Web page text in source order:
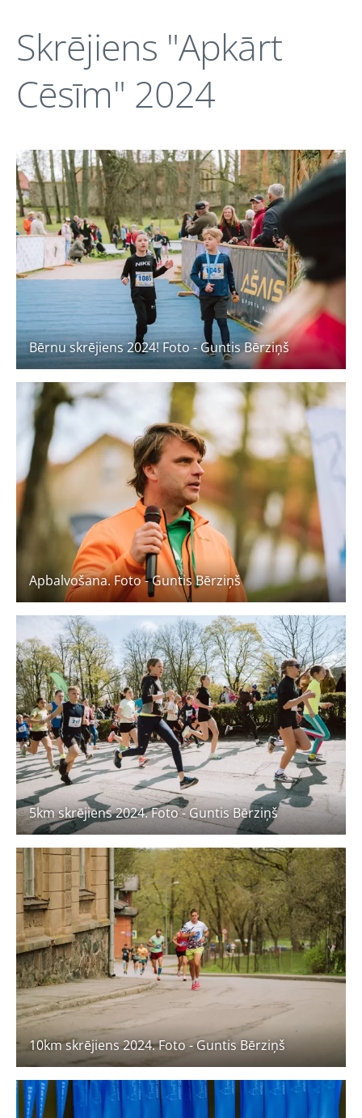
Skrējiens "Apkārt
Cēsīm" 2024
Bērnu skrējiens 2024! Foto - Guntis Bērziņš
Apbalvošana. Foto - Guntis Bērziņš
5km skrējiens 2024. Foto - Guntis Bērziņš
10km skrējiens 2024. Foto - Guntis Bērziņš